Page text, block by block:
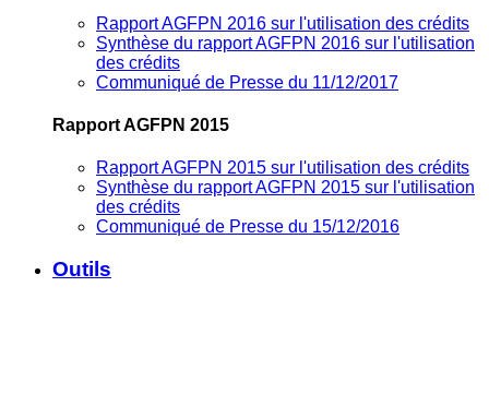
Rapport AGFPN 2016 sur l'utilisation des crédits
Synthèse du rapport AGFPN 2016 sur l'utilisation
des crédits
Communiqué de Presse du 11/12/2017
Rapport AGFPN 2015
Rapport AGFPN 2015 sur l'utilisation des crédits
Synthèse du rapport AGFPN 2015 sur l'utilisation
des crédits
Communiqué de Presse du 15/12/2016
Outils